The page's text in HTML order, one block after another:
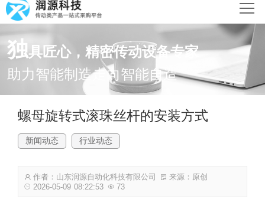
网站首页
产品中心
解决方案
关于润源
联系我们
独具匠心，精密传动设备专家
助力智能制造走向智能自造
螺母旋转式滚珠丝杆的安装方式
新闻动态 行业动态
作者：山东润源自动化科技有限公司
来源：原创
2026-05-09 08:22:53
73